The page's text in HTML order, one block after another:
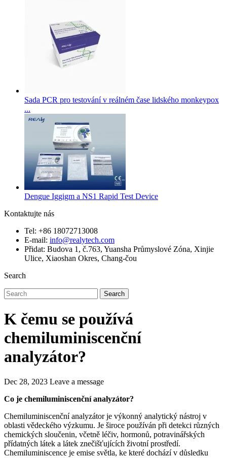
Sada PCR pro testování v reálném čase lidského monkeypox
...
Dengue Iggigm a NS1 Rapid Test Device
Kontaktujte nás
Tel: +86 18072713008
E-mail: info@realytech.com
Přidat: Budova 1, č.763, Yuansha Průmyslové Zóna, Xinjie
Ulice, Xiaoshan Okres, Chang-čou
Search
Search
K čemu se používá
chemiluminiscenční
analyzátor?
Dec 28, 2023 Leave a message
Co je chemiluminiscenční analyzátor?
Chemiluminiscenční analyzátor je výkonný analytický nástroj v
oblasti vědeckého výzkumu. Je široce používán při detekci různých
chemických sloučenin, včetně léčiv, hormonů, potravinářských
přídatných látek a látek znečišťujících životní prostředí.
Chemiluminiscence je emise světla, ke které dochází v důsledku